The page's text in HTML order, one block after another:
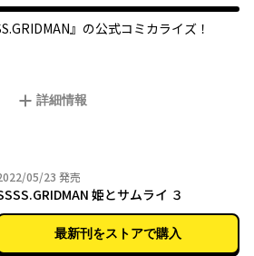
』の公式コミカライズ！
詳細情報
05/23 2022年05月23日
発売
姫とサムライ ３
最新刊をストアで購入